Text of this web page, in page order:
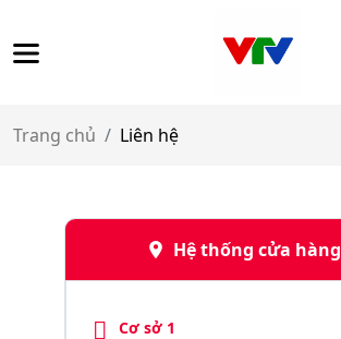
Trang chủ Liên hệ
Hệ thống cửa hàng
Cơ sở 1